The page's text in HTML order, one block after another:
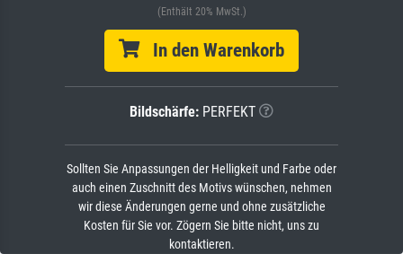
(Enthält 20% MwSt.)
In den Warenkorb
Bildschärfe: PERFEKT
Sollten Sie Anpassungen der Helligkeit und Farbe oder
auch einen Zuschnitt des Motivs wünschen, nehmen
wir diese Änderungen gerne und ohne zusätzliche
Kosten für Sie vor. Zögern Sie bitte nicht, uns zu
kontaktieren.